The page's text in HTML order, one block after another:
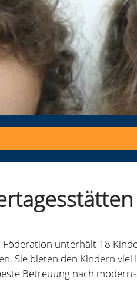
Föderation unterhält 18
Sie bieten den Kindern
Betreuung nach